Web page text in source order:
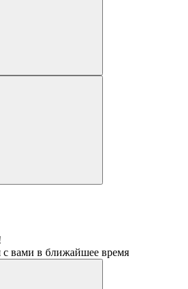
вами в ближайшее время